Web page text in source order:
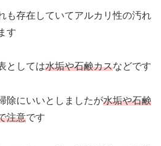
も存在していてアルカリ性の汚れ
す
としては水垢や石鹸カスなどです
除にいいとしましたが水垢や石鹸
注意です